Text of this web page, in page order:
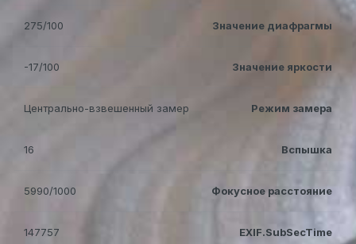
Значение диафрагмы
275/100
Значение яркости
-17/100
Режим замера
Центрально-взвешенный замер
Вспышка
16
Фокусное расстояние
5990/1000
EXIF.SubSecTime
147757